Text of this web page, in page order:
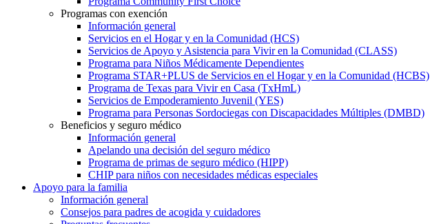
Programas con exención
Información general
Servicios en el Hogar y en la Comunidad (HCS)
Servicios de Apoyo y Asistencia para Vivir en la Comunidad (CLASS)
Programa para Niños Médicamente Dependientes
Programa STAR+PLUS de Servicios en el Hogar y en la Comunidad (HCBS)
Programa de Texas para Vivir en Casa (TxHmL)
Servicios de Empoderamiento Juvenil (YES)
Programa para Personas Sordociegas con Discapacidades Múltiples (DMBD)
Beneficios y seguro médico
Información general
Apelando una decisión del seguro médico
Programa de primas de seguro médico (HIPP)
CHIP para niños con necesidades médicas especiales
Apoyo para la familia
Información general
Consejos para padres de acogida y cuidadores